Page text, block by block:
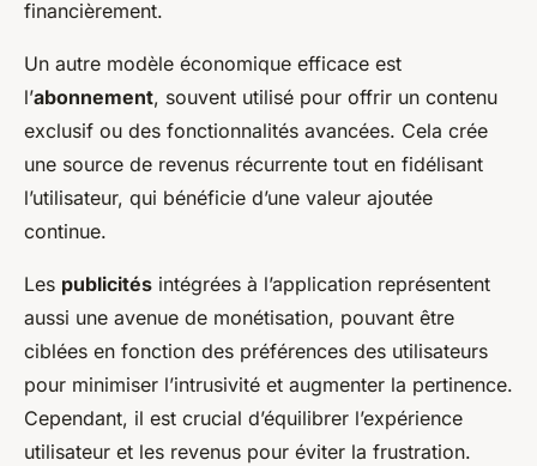
financièrement.
Un autre modèle économique efficace est
l’abonnement, souvent utilisé pour offrir un contenu
exclusif ou des fonctionnalités avancées. Cela crée
une source de revenus récurrente tout en fidélisant
l’utilisateur, qui bénéficie d’une valeur ajoutée
continue.
Les publicités intégrées à l’application représentent
aussi une avenue de monétisation, pouvant être
ciblées en fonction des préférences des utilisateurs
pour minimiser l’intrusivité et augmenter la pertinence.
Cependant, il est crucial d’équilibrer l’expérience
utilisateur et les revenus pour éviter la frustration.